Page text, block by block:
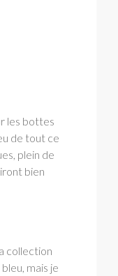
les bottes
de tout ce
plein de
bien
collection
mais je